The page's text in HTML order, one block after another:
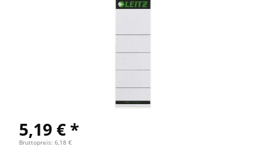
5,19 € *
Bruttopreis: 6,18 €